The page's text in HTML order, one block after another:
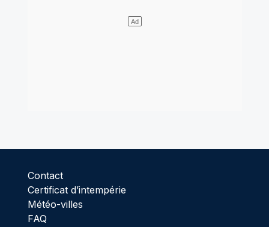
Contact
Certificat d’intempérie
Météo-villes
FAQ